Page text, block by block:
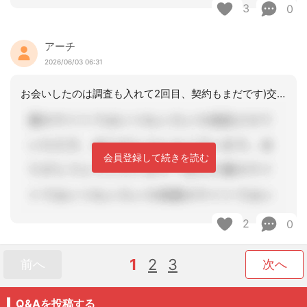
3 0
アーチ
2026/06/03 06:31
お会いしたのは調査も入れて2回目、契約もまだです)交代って凹みますよね・・・お疲
会員登録して続きを読む
2 0
前へ 1 2 3 次へ
Q&Aを投稿する